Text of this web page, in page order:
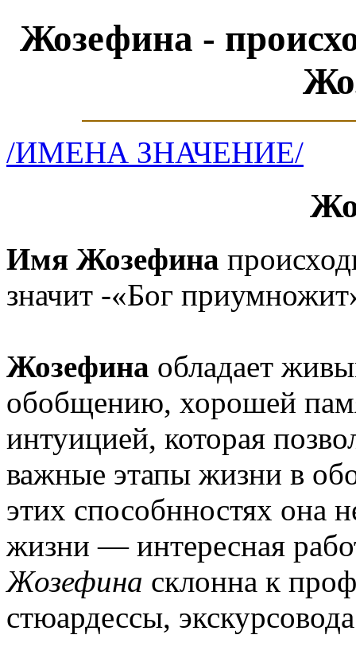
Жозефина -
/ИМЕНА ЗНАЧЕНИЕ/
Имя Жозефина
значит -«Бог
Жозефина обладает
обобщению, хорошей
интуицией, которая
важные этапы жизни в
этих способнностях она
жизни — интересная
Жозефина склонна к
стюардессы,